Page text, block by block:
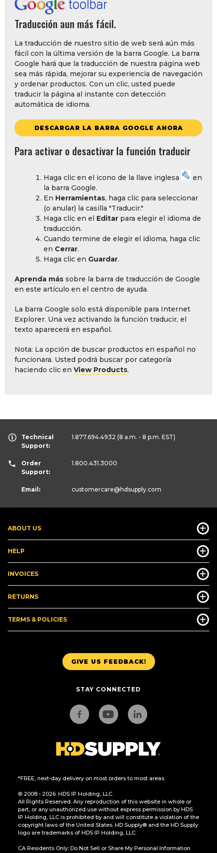
Traducción aun más fácil.
La traducción de nuestro sitio de web será aún más
fácil con la última versión de la barra Google. La barra
Google hará que la traducción de nuestra página web
sea más rápida, mejorar su experiencia de navegación
y ordenar productos. Con un clic, usted puede
traducir la página al instante con detección
automática de idioma.
DESCARGAR LA BARRA GOOGLE AHORA
Para activar o desactivar la función traducir
Haga clic en el icono de la llave inglesa
en
la barra Google.
En Herramientas, haga clic para seleccionar
(o anular) la casilla "Traducir."
Haga clic en el Editar para elegir el idioma de
traducción.
Cuando termine de elegir el idioma, haga clic
en Cerrar.
Haga clic en Guardar.
Aprenda más sobre la barra de traducción de Google
en este artículo en el centro de ayuda.
La barra Google solo está disponible para Internet
Explorer. Una vez activando la función traducir, el
texto aparecerá en español.
Nota: La opción de buscar productos en español no
funcionara. Usted podrá buscar por categoría
haciendo clic en View Products.
GIVE US FEEDBACK!
STAY CONNECTED
*FREE, next-day delivery on most orders to most areas.
© 2008 - 2026. HDS IP Holding, LLC.
All Rights Reserved. Any reproduction of this website in whole or
part, or any unauthorized use without express permission by HDS
IP Holding, LLC is prohibited by and will constitute a violation of the
copyright laws of the United States. HD Supply® and the HD Supply
logo are trademarks of HDS IP Holding, LLC.
CA Residents Only: Do Not Sell or Share My Personal Information
ABOUT US
HELP
INVOICES
RETURNS
TERMS & POLICIES
Technical
Support:
1.877.694.4932 (8 a.m. - 8 p.m. EST)
Order
Support:
1.800.431.3000
Email: customercare@hdsupply.com